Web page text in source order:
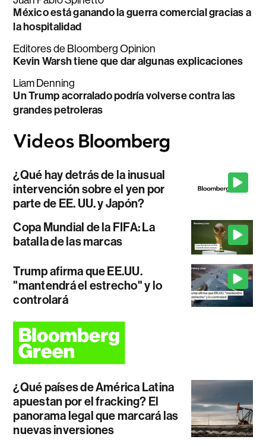
México está ganando la guerra comercial gracias a
la hospitalidad
Editores de Bloomberg Opinion
Kevin Warsh tiene que dar algunas explicaciones
Liam Denning
Un Trump acorralado podría volverse contra las
grandes petroleras
¿Qué hay detrás de la inusual
intervención sobre el yen por
parte de EE. UU. y Japón?
Copa Mundial de la FIFA: La
batalla de las marcas
Trump afirma que EE.UU.
"mantendrá el estrecho" y lo
controlará
¿Qué países de América Latina
apuestan por el fracking? El
panorama legal que marcará las
nuevas inversiones